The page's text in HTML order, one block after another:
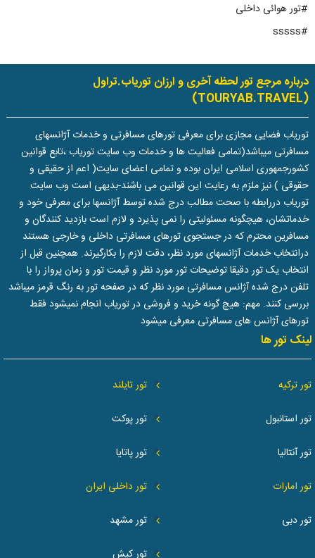
#تور هوائی داخلی
#sssss
درباره مرجع تور لحظه آخری و ارزان توریاب.تراول
(TOURYAB.TRAVEL)
توریاب فضایی مجازی برای معرفی تورهای مسافرتی و خدمات آژانسهای
مسافرتی میباشد(تمامی فعالیت ها و خدمات وب سایت توریاب ،تابع قوانین
کشورجمهوری اسلامی ایران بوده و تمامی اعضای سایت( اعم از حقیقی و
حقوقی ) نیز ملزم به رعایت این قوانین می باشند-بدیهی است وب سایت
توریاب دررابطه با صحت مطالب درج شده توسط آژانسها برای معرفی خود و
خدماتشان، هیچگونه مسئولیتی را نمی پذیرد و لازم است بازدید کنندگان و
مسافرین محترم که در جستجوی تورهای مسافرتی داخلی و خارجی هستند
درانتخاب خدمات آژانسهای مورد نظر، دقت لازم را بکارگیرند. همچنین قبل از
انتخاب یک تور دقیقا توضیحات تور مورد نظر و قیمت تور و زمان پرواز را با
تلفن درج شده آژانس مسافرتی مورد نظر که در صفحه تور به رنگ قرمز میباشد
بررسی کنند. مهم: هیچ گونه خرید و فروشی در توریاب انجام نمیشود فقط
تورهای آژانس های مسافرتی معرفی میشود
لینک تور ها
تور ترکیه
تور استانبول
تور آنتالیا
تور تایلند
تور پوکت
تور پاتایا
تور امارات
تور دبی
تور داخلی ایران
تور مشهد